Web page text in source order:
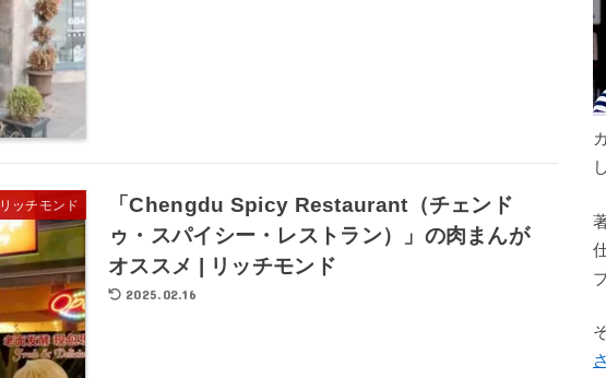
リッチモンド
「Chengdu Spicy Restaurant（チェンド
ゥ・スパイシー・レストラン）」の肉まんが
オススメ | リッチモンド
2025.02.16